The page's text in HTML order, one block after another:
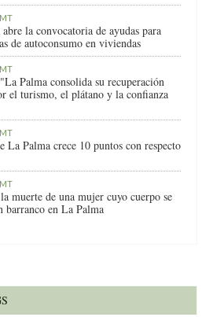
la convocatoria de ayudas para
de autoconsumo en viviendas
Palma consolida su recuperación
el turismo, el plátano y la confianza
La Palma crece 10 puntos con respecto
muerte de una mujer cuyo cuerpo se
barranco en La Palma